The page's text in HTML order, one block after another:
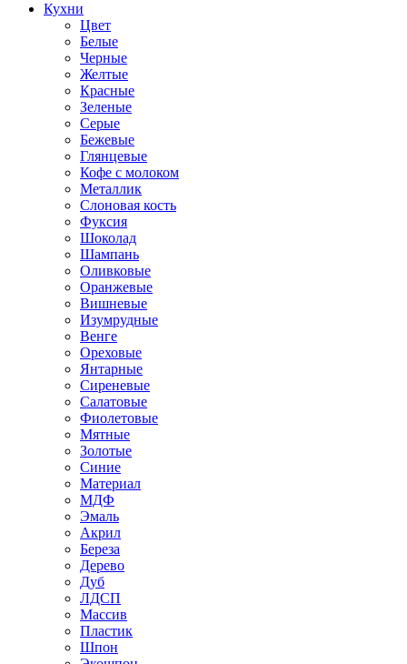
Кухни
Цвет
Белые
Черные
Желтые
Красные
Зеленые
Серые
Бежевые
Глянцевые
Кофе с молоком
Металлик
Слоновая кость
Фуксия
Шоколад
Шампань
Оливковые
Оранжевые
Вишневые
Изумрудные
Венге
Ореховые
Янтарные
Сиреневые
Салатовые
Фиолетовые
Мятные
Золотые
Синие
Материал
МДФ
Эмаль
Акрил
Береза
Дерево
Дуб
ЛДСП
Массив
Пластик
Шпон